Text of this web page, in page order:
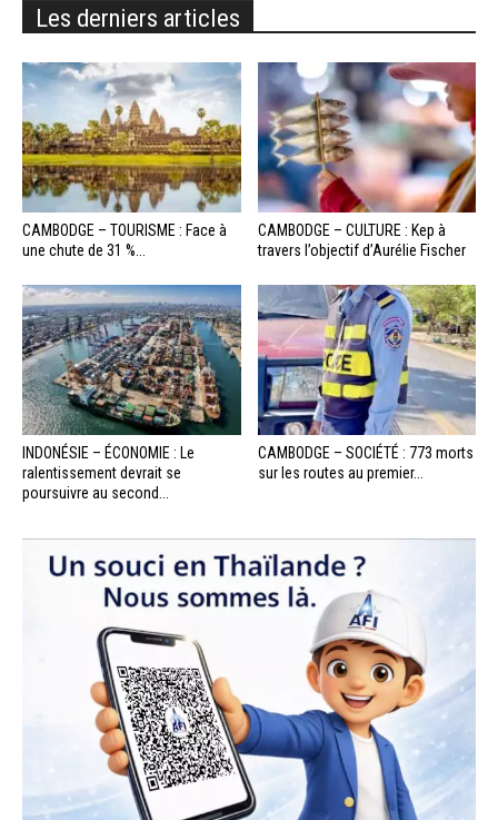
Les derniers articles
CAMBODGE – TOURISME : Face à
une chute de 31 %...
CAMBODGE – CULTURE : Kep à
travers l’objectif d’Aurélie Fischer
INDONÉSIE – ÉCONOMIE : Le
ralentissement devrait se
poursuivre au second...
CAMBODGE – SOCIÉTÉ : 773 morts
sur les routes au premier...